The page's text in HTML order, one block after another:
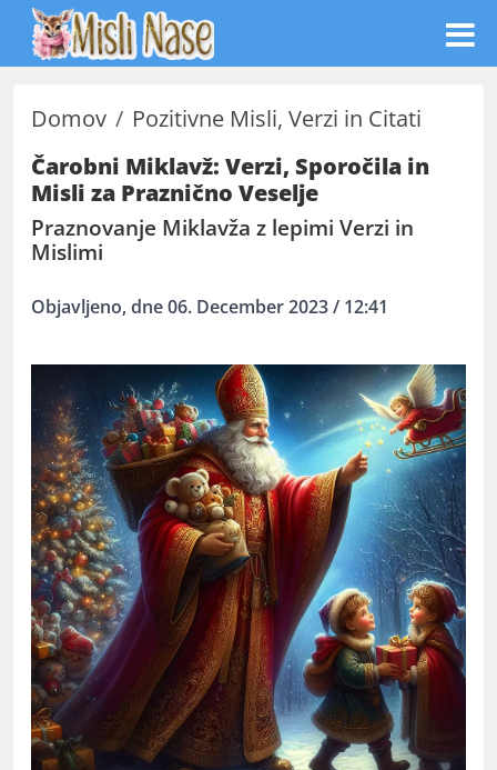
Domov
Pozitivne Misli, Verzi in Citati
Čarobni Miklavž: Verzi, Sporočila in
Misli za Praznično Veselje
Praznovanje Miklavža z lepimi Verzi in
Mislimi
Objavljeno, dne 06. December 2023 / 12:41